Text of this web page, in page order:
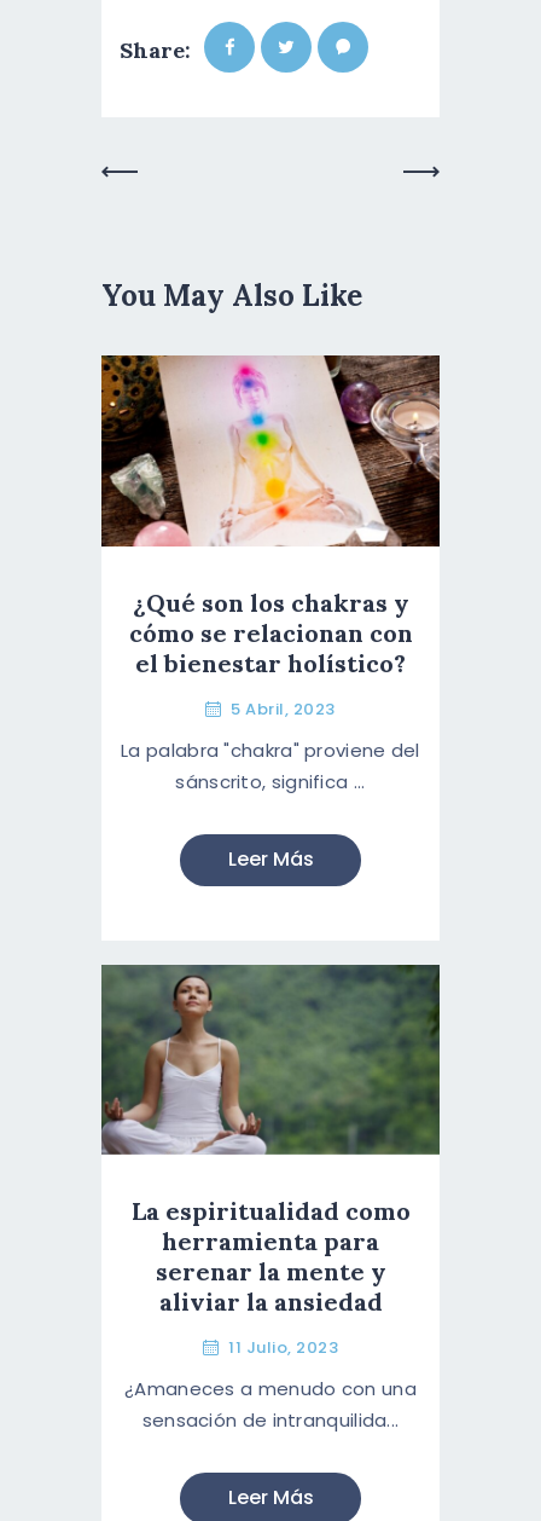
Share:
You May Also Like
¿Qué son los chakras y
cómo se relacionan con
el bienestar holístico?
5 Abril, 2023
La palabra "chakra" proviene del
sánscrito, significa ...
Leer Más
La espiritualidad como
herramienta para
serenar la mente y
aliviar la ansiedad
11 Julio, 2023
¿Amaneces a menudo con una
sensación de intranquilida...
Leer Más